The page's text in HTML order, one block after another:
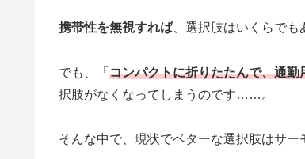
携帯性を無視すれば、選択肢はいくらでも
でも、「 コンパクトに折りたたんで、通
択肢がなくなってしまうのです……。
そんな中で、現状でベターな選択肢はサー